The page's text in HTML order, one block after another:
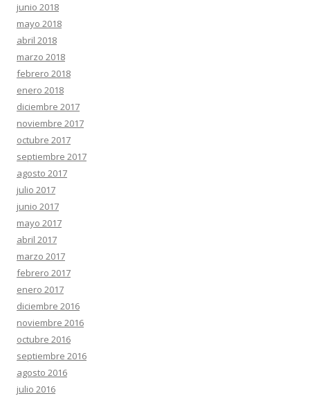
junio 2018
mayo 2018
abril 2018
marzo 2018
febrero 2018
enero 2018
diciembre 2017
noviembre 2017
octubre 2017
septiembre 2017
agosto 2017
julio 2017
junio 2017
mayo 2017
abril 2017
marzo 2017
febrero 2017
enero 2017
diciembre 2016
noviembre 2016
octubre 2016
septiembre 2016
agosto 2016
julio 2016